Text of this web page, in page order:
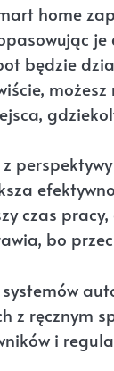
home
je
będzie
czas
bo
z ręcznym
i